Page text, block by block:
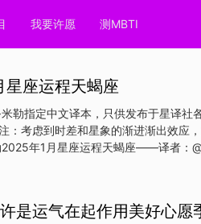
我要许愿 测MBTI
星座运程天蝎座
米勒指定中文译本，只供发布于星译社
：考虑到时差和星象的渐进渐出效应
2025年1月星座运程天蝎座——译者：
力，尤其是在工作上，但随着1月的到
誉、奖励和成就的宫位，火星从11月3
是运气在起作用美好心愿